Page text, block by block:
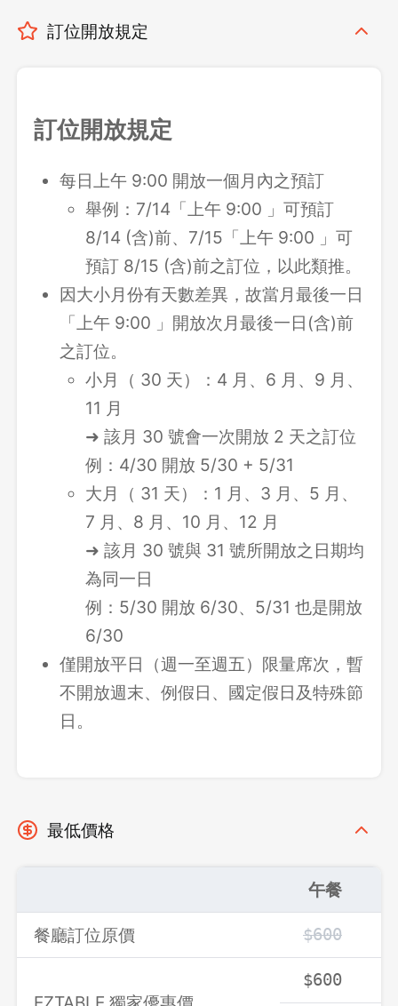
訂位開放規定
訂位開放規定
每日上午 9:00 開放一個月內之預訂
舉例：7/14「上午 9:00 」可預訂
8/14 (含)前、7/15「上午 9:00 」可
預訂 8/15 (含)前之訂位，以此類推。
因大小月份有天數差異，故當月最後一日
「上午 9:00 」開放次月最後一日(含)前
之訂位。
小月（ 30 天）：4 月、6 月、9 月、
11 月
➜ 該月 30 號會一次開放 2 天之訂位
例：4/30 開放 5/30 + 5/31
大月（ 31 天）：1 月、3 月、5 月、
7 月、8 月、10 月、12 月
➜ 該月 30 號與 31 號所開放之日期均
為同一日
例：5/30 開放 6/30、5/31 也是開放
6/30
僅開放平日（週一至週五）限量席次，暫
不開放週末、例假日、國定假日及特殊節
日。
最低價格
午餐
餐廳訂位原價 $600
$600